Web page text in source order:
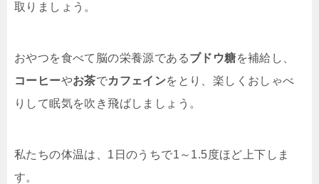
取りましょう。
おやつを食べて脳の栄養源であるブドウ糖を補給し、
コーヒーやお茶でカフェインをとり、楽しくおしゃべ
りして眠気を吹き飛ばしましょう。
私たちの体温は、1日のうちで1～1.5度ほど上下しま
す。